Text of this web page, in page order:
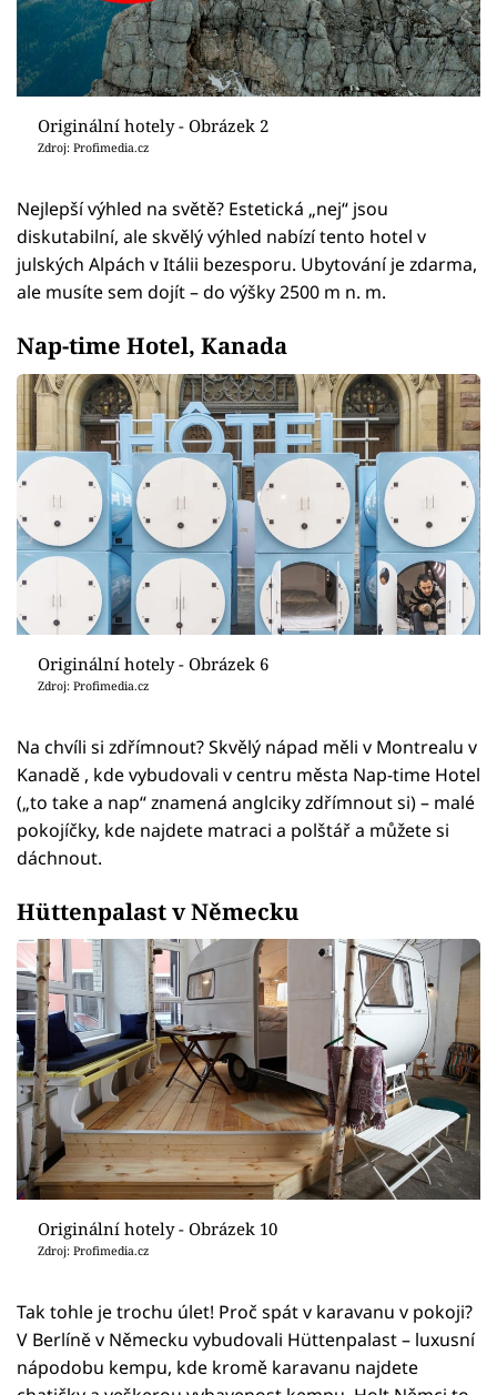
Originální hotely - Obrázek 2
Zdroj: Profimedia.cz
Nejlepší výhled na světě? Estetická „nej“ jsou
diskutabilní, ale skvělý výhled nabízí tento hotel v
julských Alpách v Itálii bezesporu. Ubytování je zdarma,
ale musíte sem dojít – do výšky 2500 m n. m.
Nap-time Hotel, Kanada
Originální hotely - Obrázek 6
Zdroj: Profimedia.cz
Na chvíli si zdřímnout? Skvělý nápad měli v Montrealu v
Kanadě , kde vybudovali v centru města Nap-time Hotel
(„to take a nap“ znamená anglciky zdřímnout si) – malé
pokojíčky, kde najdete matraci a polštář a můžete si
dáchnout.
Hüttenpalast v Německu
Originální hotely - Obrázek 10
Zdroj: Profimedia.cz
Tak tohle je trochu úlet! Proč spát v karavanu v pokoji?
V Berlíně v Německu vybudovali Hüttenpalast – luxusní
nápodobu kempu, kde kromě karavanu najdete